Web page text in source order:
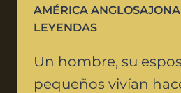
AMÉRICA ANGLOSAJONA
LEYENDAS
Un hombre, su
pequeños vivían